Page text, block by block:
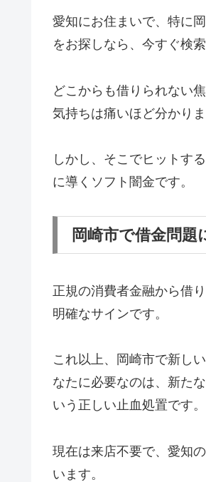
愛知にお住まいで、特に
をお探しなら、今すぐ検
どこからも借りられない
気持ちは痛いほど分かりま
しかし、そこでヒットす
に導くソフト闇金です。
岡崎市で借金問題
正規の消費者金融から借
明確なサインです。
これ以上、岡崎市で新し
なたに必要なのは、新た
いう正しい止血処置です。
現在は来店不要で、愛知
います。